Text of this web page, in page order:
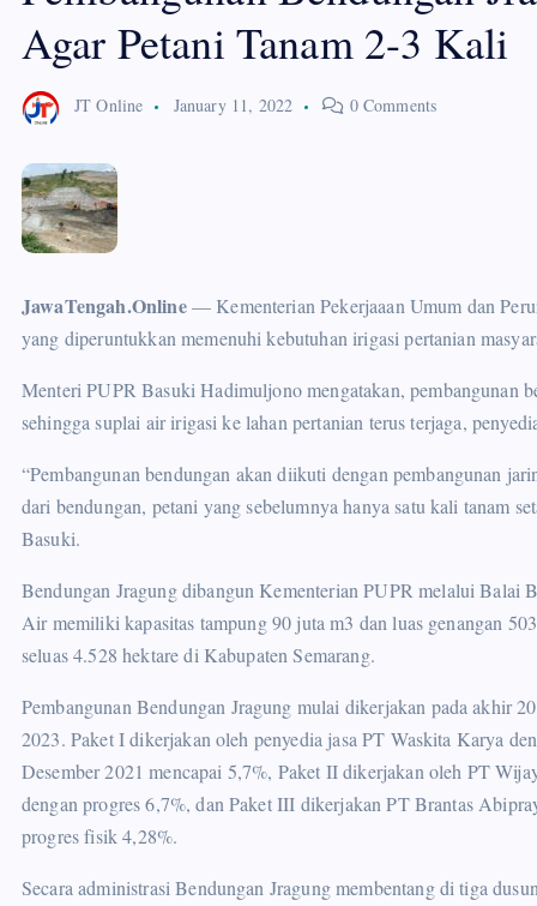
Agar Petani Tanam 2-3 Kali
JT Online January 11, 2022 0 Comments
JawaTengah.Online— Kementerian Pekerjaaan Umum dan
yang diperuntukkan memenuhi kebutuhan irigasi pertanian
Menteri PUPR Basuki Hadimuljono mengatakan, pembangunan
sehingga suplai air irigasi ke lahan pertanian terus terjaga,
“Pembangunan bendungan akan diikuti dengan pembangunan
dari bendungan, petani yang sebelumnya hanya satu kali tanam
Basuki.
Bendungan Jragung dibangun Kementerian PUPR melalui Balai
Air memiliki kapasitas tampung 90 juta m3 dan luas genangan
seluas 4.528 hektare di Kabupaten Semarang.
Pembangunan Bendungan Jragung mulai dikerjakan pada akhir
2023. Paket I dikerjakan oleh penyedia jasa PT Waskita Karya
Desember 2021 mencapai 5,7%, Paket II dikerjakan oleh PT
dengan progres 6,7%, dan Paket III dikerjakan PT Brantas
progres fisik 4,28%.
Secara administrasi Bendungan Jragung membentang di tiga